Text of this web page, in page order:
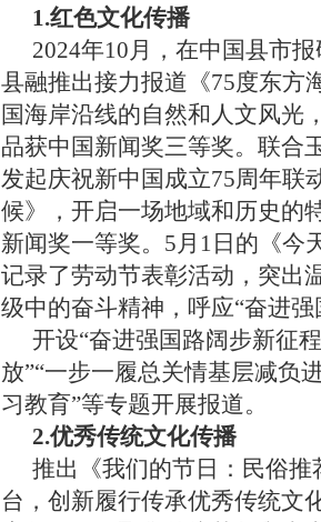
1.红色文化传播
2024年10月，在中国县市
县融推出接力报道《75度东方
国海岸沿线的自然和人文风光
品获中国新闻奖三等奖。联合
发起庆祝新中国成立75周年联
候》，开启一场地域和历史的
新闻奖一等奖。5月1日的《今
记录了劳动节表彰活动，突出
级中的奋斗精神，呼应“奋进强
开设“奋进强国路阔步新征
放”“一步一履总关情基层减负
习教育”等专题开展报道。
2.优秀传统文化传播
推出《我们的节日：民俗
台，创新履行传承优秀传统文